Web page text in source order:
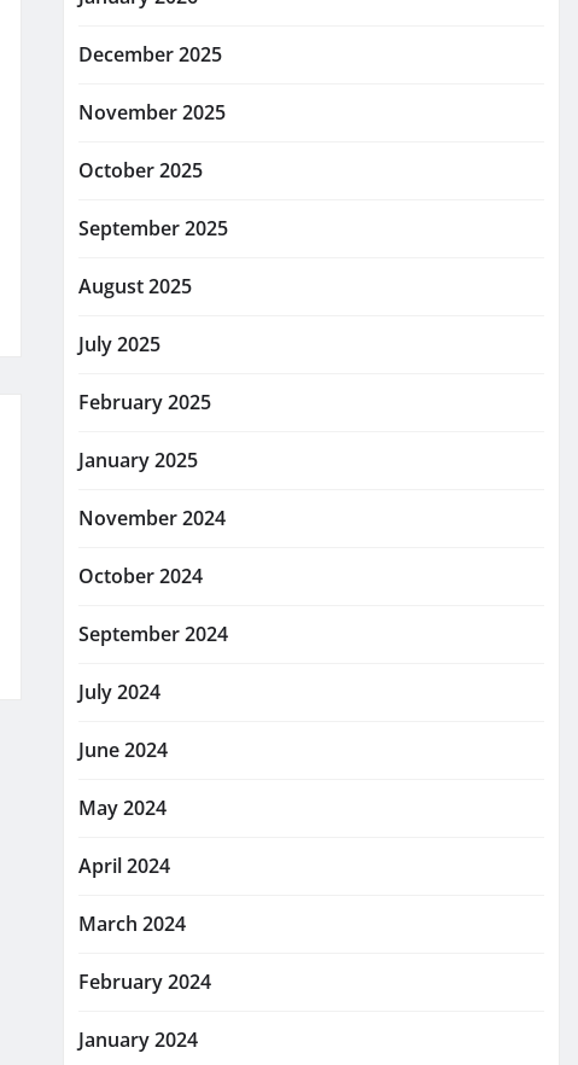
December 2025
November 2025
October 2025
September 2025
August 2025
July 2025
February 2025
January 2025
November 2024
October 2024
September 2024
July 2024
June 2024
May 2024
April 2024
March 2024
February 2024
January 2024